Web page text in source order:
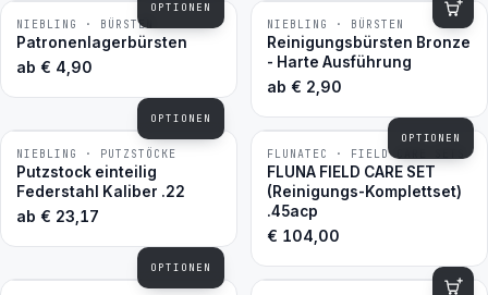
OPTIONEN
BESTSELLER
NIEBLING · BÜRSTEN
Patronenlagerbürsten
ab € 4,90
OPTIONEN
BESTSELLER
NIEBLING · BÜRSTEN
Reinigungsbürsten Bronze
- Harte Ausführung
ab € 2,90
OPTIONEN
BESTSELLER
NIEBLING · PUTZSTÖCKE
Putzstock einteilig
Federstahl Kaliber .22
ab € 23,17
OPTIONEN
BESTSELLER
FLUNATEC · FIELD CARE SETS
FLUNA FIELD CARE SET
(Reinigungs-Komplettset)
.45acp
€ 104,00